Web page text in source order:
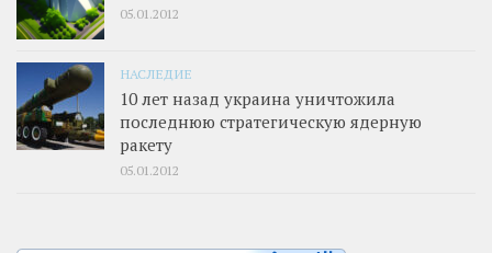
05.01.2012
НАСЛЕДИЕ
10 лет назад украина уничтожила
последнюю стратегическую ядерную
ракету
05.01.2012